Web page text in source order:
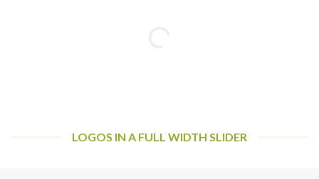
LOGOS IN A FULL WIDTH SLIDER